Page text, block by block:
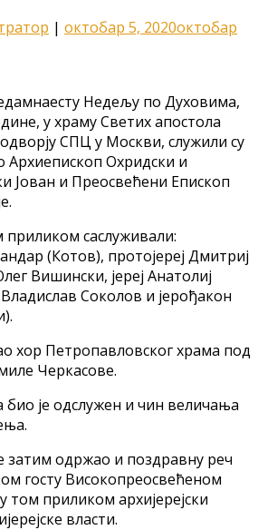
| октобар 5, 2020октобар
Недељу по Духовима,
у храму Светих апостола
СПЦ у Москви, служили су
Охридски и
Јован и Преосвећени Епископ
приликом саслуживали:
(Котов), протојереј Дмитриј
Вишински, јереј Анатолиј
Соколов и јерођакон
хор Петропавловског храма под
Черкасове.
је одслужен и чин величања
затим одржао и поздравну реч
госту Високопреосвећеном
том приликом архијерејски
власти.